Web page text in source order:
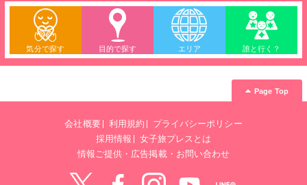
気分で探す 目的で探す エリア 誰と行く？
Page Top
会社概要 利用規約
プライバシーポリシー
採用情報
女子旅プレスとは
情報ご提供・広告掲載・お問い合わせ